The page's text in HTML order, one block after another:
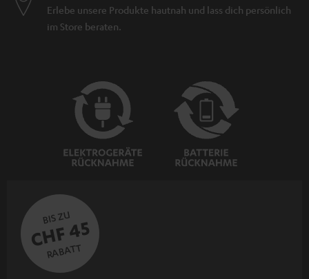
Erlebe unsere Produkte hautnah und lass dich persönlich
im Store beraten.
BIS ZU
CHF 45
RABATT